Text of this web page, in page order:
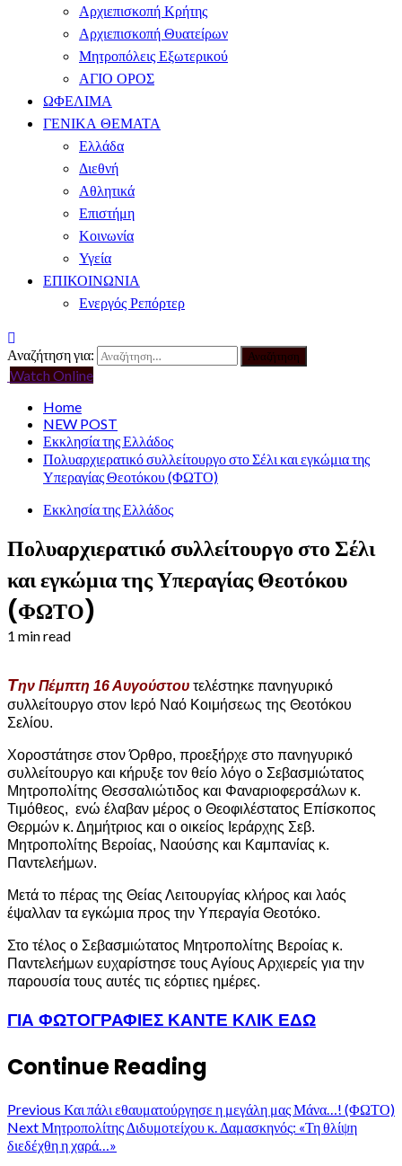
Αρχιεπισκοπή Κρήτης
Αρχιεπισκοπή Θυατείρων
Μητροπόλεις Εξωτερικού
ΑΓΙΟ ΟΡΟΣ
ΩΦΕΛΙΜΑ
ΓΕΝΙΚΑ ΘΕΜΑΤΑ
Ελλάδα
Διεθνή
Αθλητικά
Επιστήμη
Κοινωνία
Υγεία
ΕΠΙΚΟΙΝΩΝΙΑ
Ενεργός Ρεπόρτερ
Αναζήτηση για:
Watch Online
Home
NEW POST
Εκκλησία της Ελλάδος
Πολυαρχιερατικό συλλείτουργο στο Σέλι και εγκώμια της
Υπεραγίας Θεοτόκου (ΦΩΤΟ)
Εκκλησία της Ελλάδος
Πολυαρχιερατικό συλλείτουργο στο Σέλι
και εγκώμια της Υπεραγίας Θεοτόκου
(ΦΩΤΟ)
1 min read
Την Πέμπτη 16 Αυγούστου τελέστηκε πανηγυρικό
συλλείτουργο στον Ιερό Ναό Κοιμήσεως της Θεοτόκου
Σελίου.
Χοροστάτησε στον Όρθρο, προεξήρχε στο πανηγυρικό
συλλείτουργο και κήρυξε τον θείο λόγο ο Σεβασμιώτατος
Μητροπολίτης Θεσσαλιώτιδος και Φαναριοφερσάλων κ.
Τιμόθεος, ενώ έλαβαν μέρος ο Θεοφιλέστατος Επίσκοπος
Θερμών κ. Δημήτριος και ο οικείος Ιεράρχης Σεβ.
Μητροπολίτης Βεροίας, Ναούσης και Καμπανίας κ.
Παντελεήμων.
Μετά το πέρας της Θείας Λειτουργίας κλήρος και λαός
έψαλλαν τα εγκώμια προς την Υπεραγία Θεοτόκο.
Στο τέλος ο Σεβασμιώτατος Μητροπολίτης Βεροίας κ.
Παντελεήμων ευχαρίστησε τους Αγίους Αρχιερείς για την
παρουσία τους αυτές τις εόρτιες ημέρες.
ΓΙΑ ΦΩΤΟΓΡΑΦΙΕΣ ΚΑΝΤΕ ΚΛΙΚ ΕΔΩ
Continue Reading
Previous Και πάλι εθαυματούργησε η μεγάλη μας Μάνα…! (ΦΩΤΟ)
NextΜητροπολίτης Διδυμοτείχου κ. Δαμασκηνός: «Τη θλίψη
διεδέχθη η χαρά…»